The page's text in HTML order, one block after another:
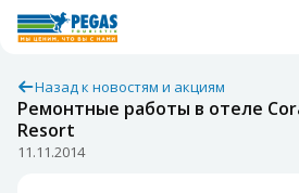
Назад к новостям и акциям
Ремонтные работы в отеле
Resort
11.11.2014